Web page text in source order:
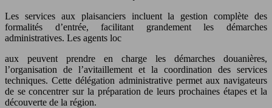
Les services aux plaisanciers incluent la gestion complète des
formalités d’entrée, facilitant grandement les démarches
administratives. Les agents loc
aux peuvent prendre en charge les démarches douanières,
l’organisation de l’avitaillement et la coordination des services
techniques. Cette délégation administrative permet aux navigateurs
de se concentrer sur la préparation de leurs prochaines étapes et la
découverte de la région.